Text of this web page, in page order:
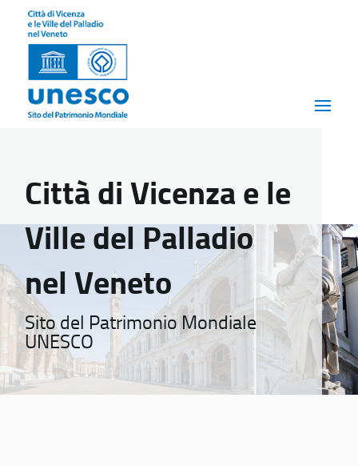
Città di Vicenza e le
Ville del Palladio
nel Veneto
Sito del Patrimonio Mondiale
UNESCO